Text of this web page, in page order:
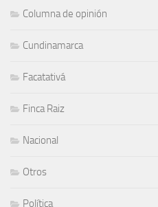
Columna de opinión
Cundinamarca
Facatativá
Finca Raiz
Nacional
Otros
Política